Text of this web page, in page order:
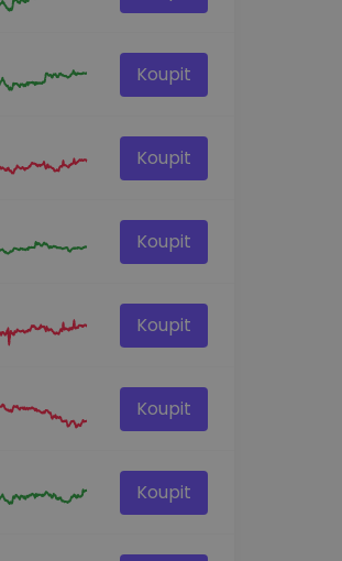
Koupit
Koupit
Koupit
Koupit
Koupit
Koupit